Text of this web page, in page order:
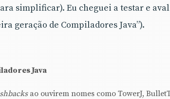
simplificar). Eu cheguei a testar e
geração de Compiladores Java”).
Java
ao ouvirem nomes como TowerJ,